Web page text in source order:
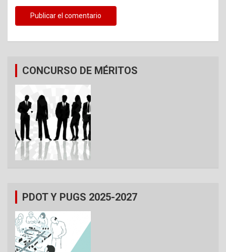
CONCURSO DE MÉRITOS
PDOT Y PUGS 2025-2027